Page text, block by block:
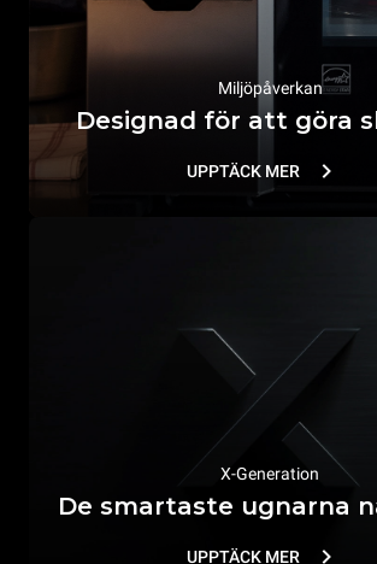
Miljöpåverkan
Designad för att göra
UPPTÄCK MER
X-Generation
De smartaste ugnarna
UPPTÄCK MER